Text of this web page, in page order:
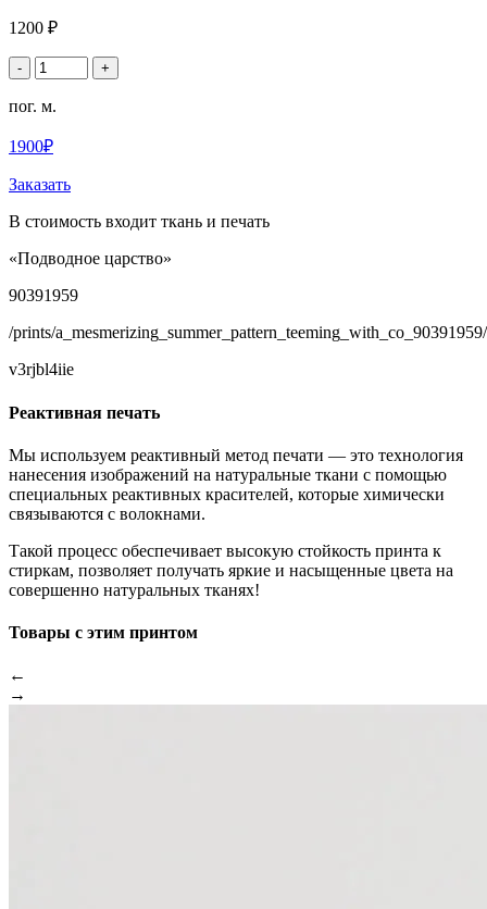
1200 ₽
- +
пог. м.
1900₽
Заказать
В стоимость входит ткань и печать
«Подводное царство»
90391959
/prints/a_mesmerizing_summer_pattern_teeming_with_co_90391959/
v3rjbl4iie
Реактивная печать
Мы используем реактивный метод печати — это технология
нанесения изображений на натуральные ткани с помощью
специальных реактивных красителей, которые химически
связываются с волокнами.
Такой процесс обеспечивает высокую стойкость принта к
стиркам, позволяет получать яркие и насыщенные цвета на
совершенно натуральных тканях!
Товары с этим принтом
←
→